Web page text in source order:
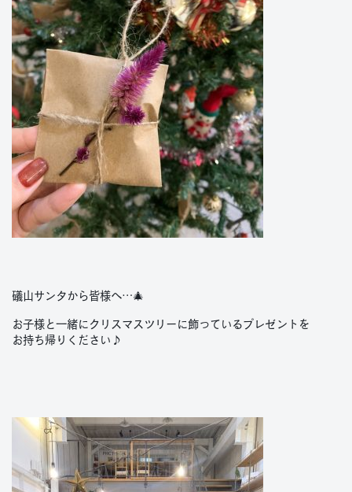
礒山サンタから皆様へ…🎄
お子様と一緒にクリスマスツリーに飾っているプレゼントを
お持ち帰りください♪